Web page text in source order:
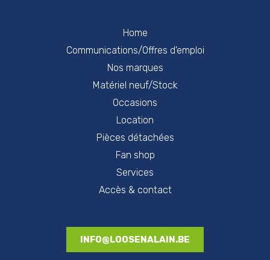
Home
Communications/Offres d'emploi
Nos marques
Matériel neuf/Stock
Occasions
Location
Pièces détachées
Fan shop
Services
Accès & contact
INFO@LOOSENALAIN.BE